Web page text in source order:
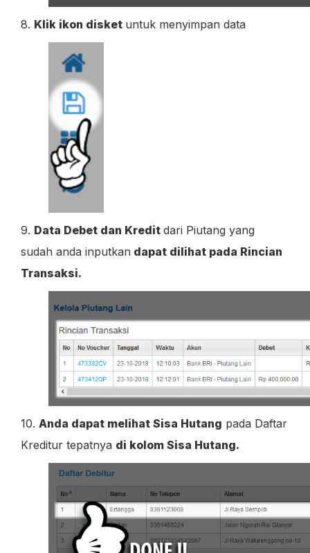
8. Klik ikon disket untuk menyimpan data
9. Data Debet dan Kredit dari Piutang yang
sudah anda inputkan dapat dilihat pada Rincian
Transaksi.
10. Anda dapat melihat Sisa Hutang pada Daftar
Kreditur tepatnya di kolom Sisa Hutang.